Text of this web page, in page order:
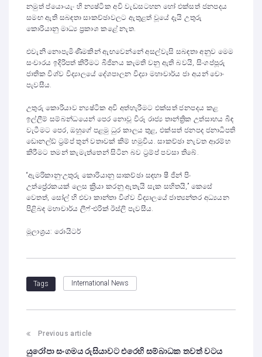
නමුත් ප්යොංයැං හි න්‍යෂ්ටික අවි වැඩසටහන හෝ එක්සත් ජනපදය
සමඟ ඇති සබඳතා සාකච්ඡාවලට ඇතුළත් වූයේ දැයි උතුරු
කොරියානු මාධ්‍ය ප්‍රකාශ කළේ නැත.
එවැනි නොපැමිණීමකින් ඇඟවෙන්නේ අසල්වැසි සබඳතා අනුව මෙම
සංචාරය ඉදිරිපත් කිරීමට බීජිනය කැමති වනු ඇති බවයි, සිංගප්පූරු
ජාතික විශ්ව විද්‍යාලයේ දේශපාලන විද්‍යා මහාචාර්ය ජා අයන් චොං
පැවසීය.
උතුරු කොරියාව න්‍යෂ්ටික අවි අත්හැරීමට එක්සත් ජනපදය කළ
ඉල්ලීම් සම්බන්ධයෙන් පෙර නොවූ විරූ රාජ්‍ය තාන්ත්‍රික උත්සාහය බිඳ
වැටීමට පෙර, ඔහුගේ පළමු ධුර කාලය තුළ, එක්සත් ජනපද ජනාධිපති
ඩොනල්ඩ් ට්‍රම්ප් තුන් වතාවක් කිම් හමුවිය. සාකච්ඡා නැවත ආරම්භ
කිරීමට තමන් කැමැත්තෙන් සිටින බව ට්‍රම්ප් පවසා තිබේ.
“ඇමරිකානු-උතුරු කොරියානු සාකච්ඡා සඳහා ෂී ජින් පිං
උත්ප්‍රේරකයක් ලෙස ක්‍රියා කරනු ඇතැයි සැක සහිතයි,” කෙසේ
වෙතත්, සෝල් හි එවා කාන්තා විශ්ව විද්‍යාලයේ ජාත්‍යන්තර අධ්‍යයන
පිළිබඳ මහාචාර්ය ලීෆ්-එරික් ඊස්ලි පැවසීය.
මූලාශ්‍රය: රොයිටර්
Tags International News
Previous article
යුරෝපා සංගමය රුසියාවට එරෙහි සම්බාධක තවත් වටය